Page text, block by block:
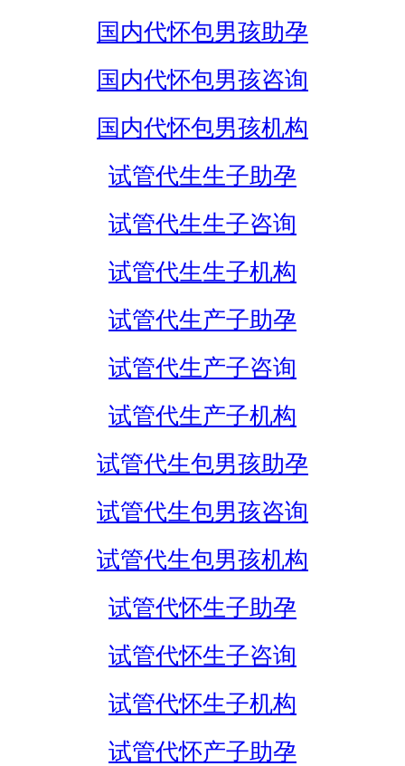
国内代怀包男孩助孕
国内代怀包男孩咨询
国内代怀包男孩机构
试管代生生子助孕
试管代生生子咨询
试管代生生子机构
试管代生产子助孕
试管代生产子咨询
试管代生产子机构
试管代生包男孩助孕
试管代生包男孩咨询
试管代生包男孩机构
试管代怀生子助孕
试管代怀生子咨询
试管代怀生子机构
试管代怀产子助孕